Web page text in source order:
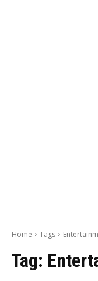
Home Tags
Tag: